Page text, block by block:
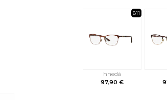
811
hnedá
97,90 €